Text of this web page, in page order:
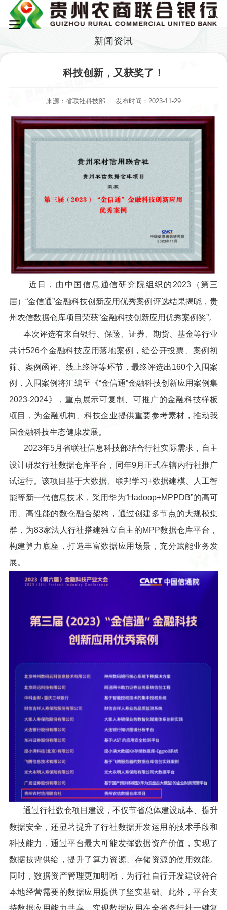
新闻资讯
科技创新，又获奖了！
来源：省联社科技部 发布时间：2023-11-29
近日，由中国信息通信研究院组织的2023（第三
届）“金信通”金融科技创新应用优秀案例评选结果揭晓，贵
州农信数据仓库项目荣获“金融科技创新应用优秀案例奖”。
本次评选有来自银行、保险、证券、期货、基金等行业
共计526个金融科技应用落地案例，经公开投票、案例初
筛、案例函评、线上终评等环节，最终评选出160个入围案
例，入围案例将汇编至《“金信通”金融科技创新应用案例集
2023-2024》，重点展示可复制、可推广的金融科技样板
项目，为金融机构、科技企业提供重要参考素材，推动我
国金融科技生态健康发展。
2023年5月省联社信息科技部结合行社实际需求，自主
设计研发行社数据仓库平台，同年9月正式在辖内行社推广
试运行。该项目基于大数据、联邦学习+数据建模、人工智
能等新一代信息技术，采用华为“Hadoop+MPPDB”的高可
用、高性能的数仓融合架构，通过创建多节点的大规模集
群，为83家法人行社搭建独立自主的MPP数据仓库平台，
构建算力底座，打造丰富数据应用场景，充分赋能业务发
展。
通过行社数仓项目建设，不仅节省总体建设成本、提升
数据安全，还显著提升了行社数据开发运用的技术手段和
科技能力，通过平台最大可能发挥数据资产价值，实现了
数据按需供给，提升了算力资源、存储资源的使用效能。
同时，数据资产管理更加明晰，为行社自行开发建设符合
本地经营需要的数据应用提供了坚实基础。此外，平台支
持数据应用能力共享，实现数据应用在全省各行社一键复